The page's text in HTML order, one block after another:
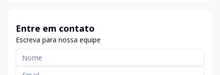
Entre em contato
Escreva para nossa equipe